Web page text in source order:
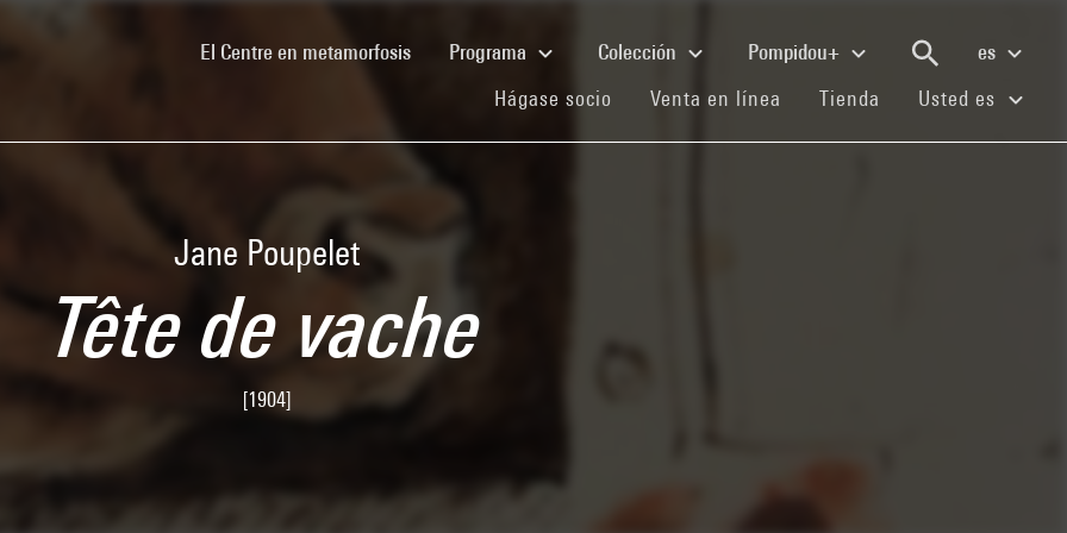
El Centre en metamorfosis(current)Programa Colección Pompidou+
es
Hágase socio (current)
Venta en línea (current)
Tienda (current)
Usted es
Jane Poupelet
Tête de vache
[1904]